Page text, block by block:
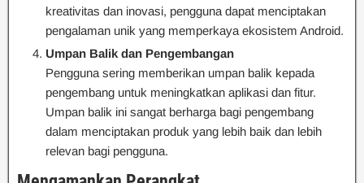
kreativitas dan inovasi, pengguna dapat menciptakan
pengalaman unik yang memperkaya ekosistem Android.
Umpan Balik dan Pengembangan
Pengguna sering memberikan umpan balik kepada
pengembang untuk meningkatkan aplikasi dan fitur.
Umpan balik ini sangat berharga bagi pengembang
dalam menciptakan produk yang lebih baik dan lebih
relevan bagi pengguna.